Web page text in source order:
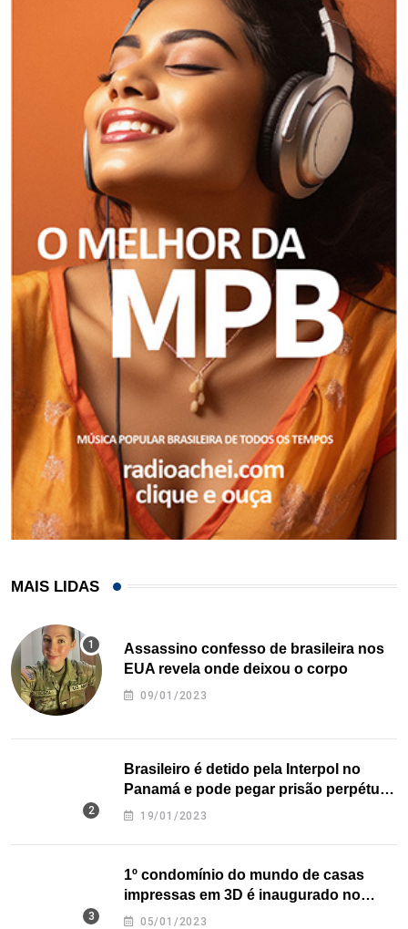
MAIS LIDAS
Assassino confesso de brasileira nos
EUA revela onde deixou o corpo
09/01/2023
Brasileiro é detido pela Interpol no
Panamá e pode pegar prisão perpétua
nos EUA
19/01/2023
1º condomínio do mundo de casas
impressas em 3D é inaugurado no
Texas
05/01/2023